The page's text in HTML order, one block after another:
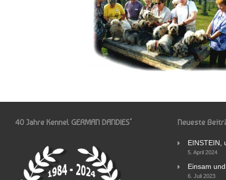
40 Jahre Kennel GERMAN DANDIES‘ Neueste
EINSTEIN,
5. April 2024
Einsam
6. Juli 2023